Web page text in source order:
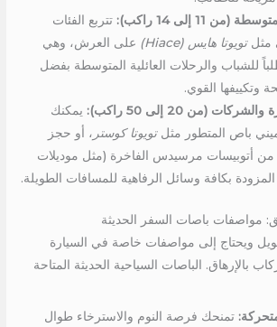
11 إلى 14 راكب):
تتربع الفئات
مثلتويوتا هايس (Hiace)
على العرش، وهي
طلباً للشباب والرحلات العائلية المتوسطة بفضل
وتكييفها القوي.
(من 20 إلى 50 راكب):
يمكنك
باص المتطور مثلتويوتا كوستر ، أو حجز
من أتوبيسات مرسيدس الفاخرة (مثل موديلات
ويحتاج إلى مواصفات خاصة في السيارة
بالإرهاق. الباصات السياحية الحديثة المتاحة
تمنحك فرصة النوم والاسترخاء طوال